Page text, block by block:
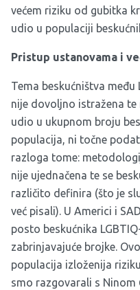
većem riziku od gubitka
udio u populaciji
Pristup ustanovama i
Tema beskućništva
nije dovoljno istražena
udio u ukupnom broju
populacija, ni točne
razloga tome:
nije ujednačena te se
različito definira (što je
već pisali). U Americi i
posto beskućnika
zabrinjavajuće brojke.
populacija izloženija
smo razgovarali s